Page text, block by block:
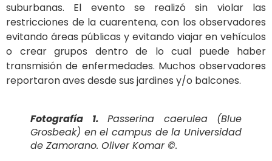
suburbanas. El evento se realizó sin violar las
restricciones de la cuarentena, con los observadores
evitando áreas públicas y evitando viajar en vehículos
o crear grupos dentro de lo cual puede haber
transmisión de enfermedades. Muchos observadores
reportaron aves desde sus jardines y/o balcones.
Fotografía 1. Passerina caerulea (Blue
Grosbeak) en el campus de la Universidad
de Zamorano. Oliver Komar ©.